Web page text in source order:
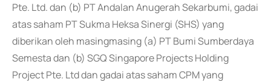
Pte. Ltd. dan (b) PT Andalan Anugerah Sekarbumi, gadai
atas saham PT Sukma Heksa Sinergi (SHS) yang
diberikan oleh masingmasing (a) PT Bumi Sumberdaya
Semesta dan (b) SGQ Singapore Projects Holding
Project Pte. Ltd dan gadai atas saham CPM yang